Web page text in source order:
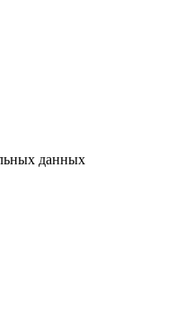
данных